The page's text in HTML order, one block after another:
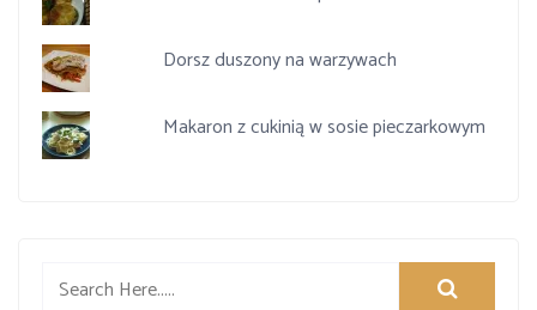
Dorsz duszony na warzywach
Makaron z cukinią w sosie pieczarkowym